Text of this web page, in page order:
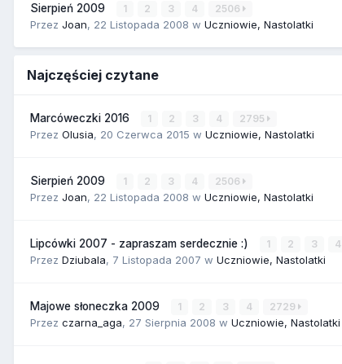
Sierpień 2009 1 2 3 4 2506
Przez Joan, 22 Listopada 2008 w Uczniowie, Nastolatki
Najczęściej czytane
Marcóweczki 2016 1 2 3 4 2795
Przez Olusia, 20 Czerwca 2015 w Uczniowie, Nastolatki
Sierpień 2009 1 2 3 4 2506
Przez Joan, 22 Listopada 2008 w Uczniowie, Nastolatki
Lipcówki 2007 - zapraszam serdecznie :) 1 2 3 4
Przez Dziubala, 7 Listopada 2007 w Uczniowie, Nastolatki
Majowe słoneczka 2009 1 2 3 4 2729
Przez czarna_aga, 27 Sierpnia 2008 w Uczniowie, Nastolatki